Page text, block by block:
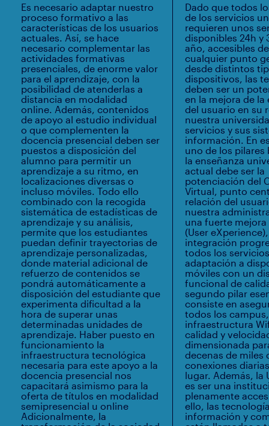
Es necesario adaptar nuestro
proceso formativo a las
características de los usuarios
actuales. Así, se hace
necesario complementar las
actividades formativas
presenciales, de enorme valor
para el aprendizaje, con la
posibilidad de atenderlas a
distancia en modalidad
online. Además, contenidos
de apoyo al estudio individual
o que complementen la
docencia presencial deben ser
puestos a disposición del
alumno para permitir un
aprendizaje a su ritmo, en
localizaciones diversas o
incluso móviles. Todo ello
combinado con la recogida
sistemática de estadísticas de
aprendizaje y su análisis,
permite que los estudiantes
puedan definir trayectorias de
aprendizaje personalizadas,
donde material adicional de
refuerzo de contenidos se
pondrá automáticamente a
disposición del estudiante que
experimenta dificultad a la
hora de superar unas
determinadas unidades de
aprendizaje. Haber puesto en
funcionamiento la
infraestructura tecnológica
necesaria para este apoyo a la
docencia presencial nos
capacitará asimismo para la
oferta de títulos en modalidad
semipresencial u online
Adicionalmente, la
Dado que todos
de los servicios
requieren unos
disponibles 24h y
año, accesibles
cualquier punto
desde distintos
dispositivos, las
deben ser un
en la mejora de la
del usuario en su
nuestra
servicios y sus
información. En
uno de los pilares
la enseñanza
actual debe ser la
potenciación del
Virtual, punto
relación del
nuestra
una fuerte mejora
(User
integración
todos los
adaptación a
móviles con un
funcional de
segundo pilar
consiste en
todos los
infraestructura
calidad y
dimensionada
decenas de miles
conexiones
lugar. Además, la
es ser una
plenamente
ello, las
información y